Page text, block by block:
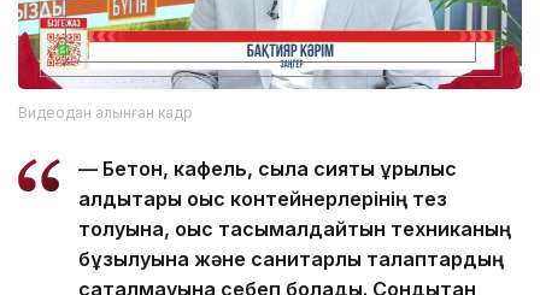
Видеодан алынған кадр
— Бетон, кафель, сылақ сияқты құрылыс
қалдықтары қоқыс контейнерлерінің тез
толуына, қоқыс тасымалдайтын техниканың
бұзылуына және санитарлық талаптардың
сақталмауына себеп болады. Сондықтан